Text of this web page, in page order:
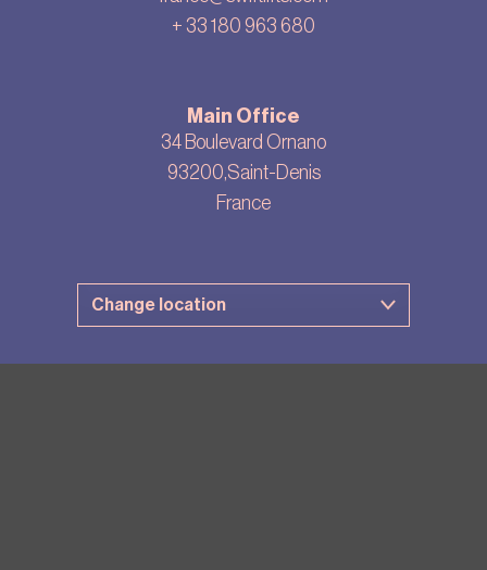
+ 33 180 963 680
Main Office
34 Boulevard Ornano
93200,Saint-Denis
France